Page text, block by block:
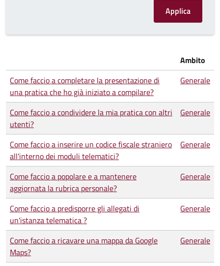
Ambito
Come faccio a completare la presentazione di
una pratica che ho già iniziato a compilare?
Generale
Come faccio a condividere la mia pratica con altri
utenti?
Generale
Come faccio a inserire un codice fiscale straniero
all'interno dei moduli telematici?
Generale
Come faccio a popolare e a mantenere
aggiornata la rubrica personale?
Generale
Come faccio a predisporre gli allegati di
un'istanza telematica ?
Generale
Come faccio a ricavare una mappa da Google
Maps?
Generale